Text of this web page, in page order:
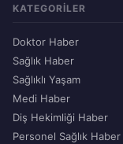
KATEGORILER
Doktor Haber
Sağlık Haber
Sağlıklı Yaşam
Medi Haber
Diş Hekimliği Haber
Personel Sağlık Haber